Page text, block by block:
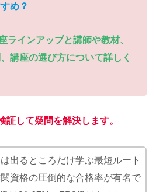
め？
インアップと講師や教材、
講座の選び方について詳しく
証して疑問を解決します。
出るところだけ学ぶ最短ルート
資格の圧倒的な合格率が有名で